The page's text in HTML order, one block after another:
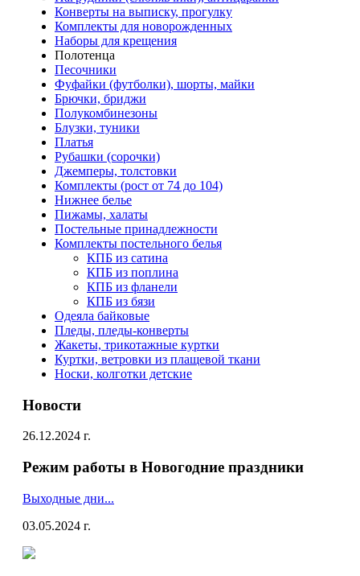
Конверты на выписку, прогулку
Комплекты для новорожденных
Наборы для крещения
Полотенца
Песочники
Фуфайки (футболки), шорты, майки
Брючки, бриджи
Полукомбинезоны
Блузки, туники
Платья
Рубашки (сорочки)
Джемперы, толстовки
Комплекты (рост от 74 до 104)
Нижнее белье
Пижамы, халаты
Постельные принадлежности
Комплекты постельного белья
КПБ из сатина
КПБ из поплина
КПБ из фланели
КПБ из бязи
Одеяла байковые
Пледы, пледы-конверты
Жакеты, трикотажные куртки
Куртки, ветровки из плащевой ткани
Носки, колготки детские
Новости
26.12.2024 г.
Режим работы в Новогодние праздники
Выходные дни...
03.05.2024 г.